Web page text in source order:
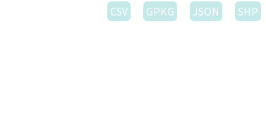
CSV
GPKG JSON SHP